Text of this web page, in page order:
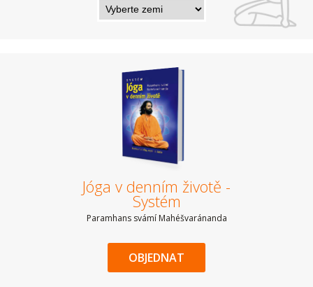
Jóga v denním životě -
Systém
Paramhans svámí Mahéšvaránanda
OBJEDNAT